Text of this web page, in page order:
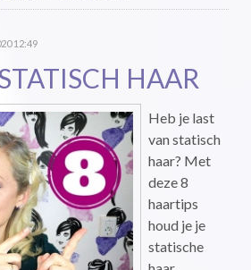
12:49
HAAR
Heb je last
van statisch
haar? Met
deze 8
haartips
houd je je
statische